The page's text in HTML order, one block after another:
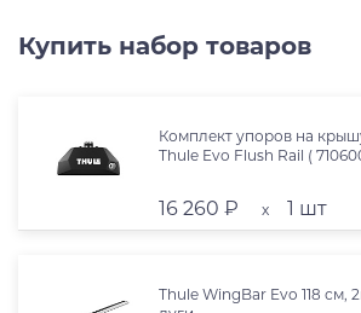
Купить набор товаров
Комплект упоров на
Thule Evo Flush Rail (
16 260 ₽ x 1 шт
Thule WingBar Evo 118 см,